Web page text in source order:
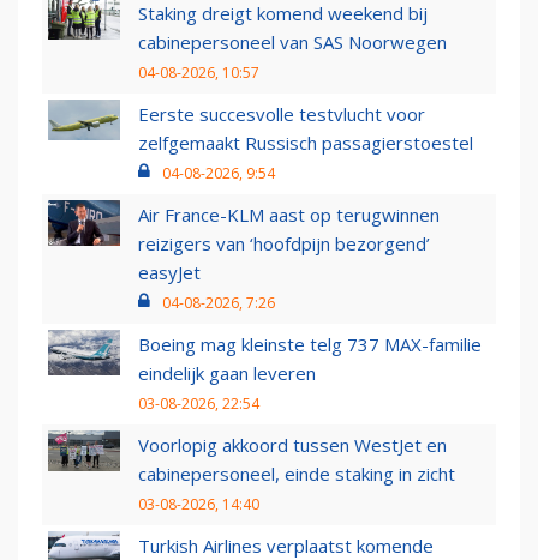
Staking dreigt komend weekend bij
cabinepersoneel van SAS Noorwegen
04-08-2026, 10:57
Eerste succesvolle testvlucht voor
zelfgemaakt Russisch passagierstoestel
04-08-2026, 9:54
Air France-KLM aast op terugwinnen
reizigers van ‘hoofdpijn bezorgend’
easyJet
04-08-2026, 7:26
Boeing mag kleinste telg 737 MAX-familie
eindelijk gaan leveren
03-08-2026, 22:54
Voorlopig akkoord tussen WestJet en
cabinepersoneel, einde staking in zicht
03-08-2026, 14:40
Turkish Airlines verplaatst komende